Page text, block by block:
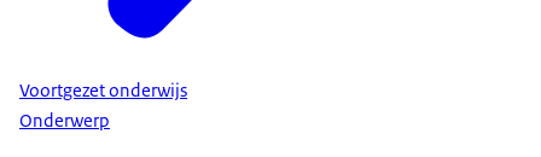
Voortgezet onderwijs
Onderwerp